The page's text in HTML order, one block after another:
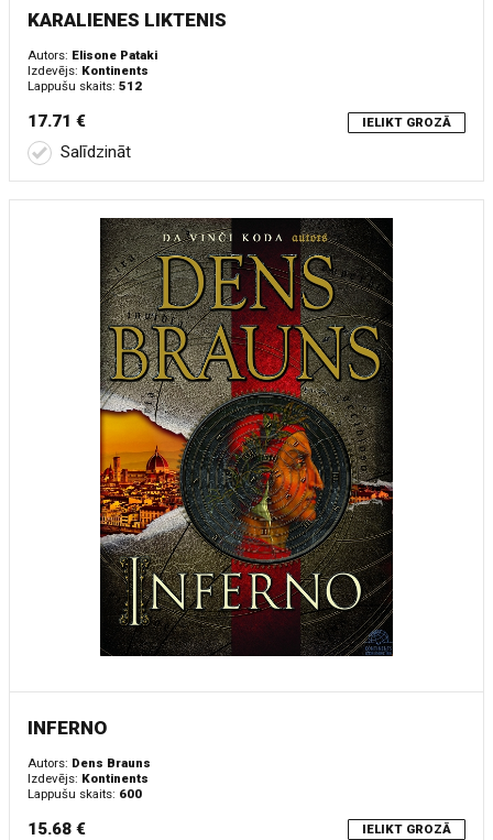
KARALIENES LIKTENIS
Autors: Elisone Pataki
Izdevējs: Kontinents
Lappušu skaits: 512
17.71 € IELIKT GROZĀ
Salīdzināt
INFERNO
Autors: Dens Brauns
Izdevējs: Kontinents
Lappušu skaits: 600
15.68 € IELIKT GROZĀ